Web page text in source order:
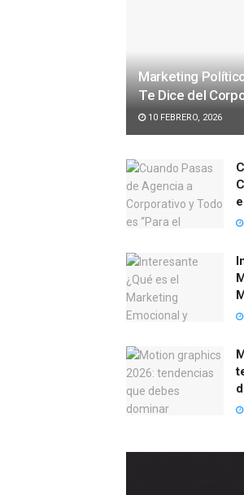
Marketing
Te Dice del
10 FEBRERO, 2026